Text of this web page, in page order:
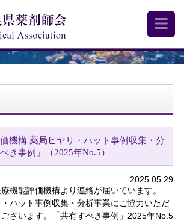
機構 薬局ヒヤリ・ハット事例収集・分
き事例」（2025年No.5）
2025.05.29
機能評価機構より連絡が届いています。
ハット事例収集・分析事業にご協力いただ
ざいます。「共有すべき事例」2025年No.5